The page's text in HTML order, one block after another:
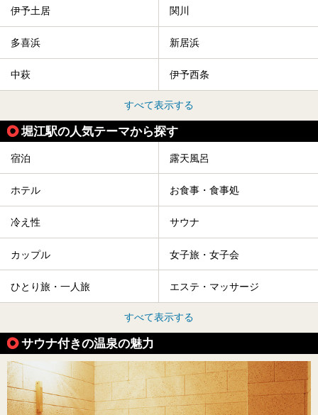
伊予土居 関川
多喜浜 新居浜
中萩 伊予西条
すべて表示する
堀江駅の人気テーマから探す
宿泊 露天風呂
ホテル お食事・食事処
冷え性 サウナ
カップル 女子旅・女子会
ひとり旅・一人旅 エステ・マッサージ
すべて表示する
サウナ付きの温泉の魅力